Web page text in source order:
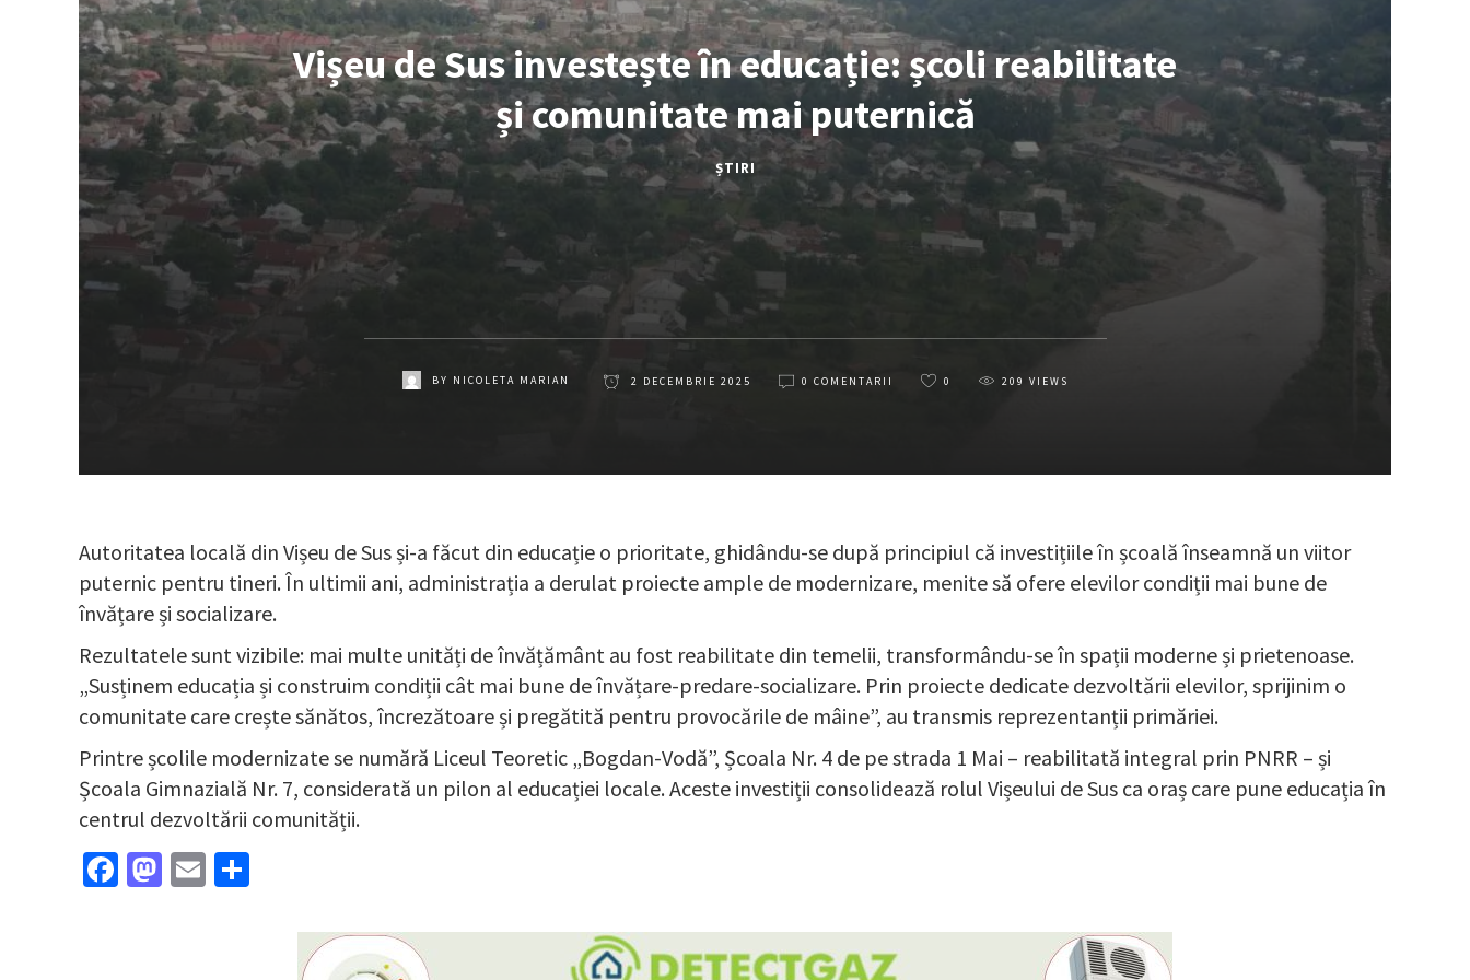
Vișeu de Sus investește în educație: școli reabilitate
și comunitate mai puternică
ȘTIRI
BY NICOLETA MARIAN 2 DECEMBRIE 2025 0 COMENTARII 0 209 VIEWS
Autoritatea locală din Vișeu de Sus și-a făcut din educație o prioritate, ghidându-se după principiul că investițiile în școală înseamnă un viitor
puternic pentru tineri. În ultimii ani, administrația a derulat proiecte ample de modernizare, menite să ofere elevilor condiții mai bune de
învățare și socializare.
Rezultatele sunt vizibile: mai multe unități de învățământ au fost reabilitate din temelii, transformându-se în spații moderne și prietenoase.
„Susținem educația și construim condiții cât mai bune de învățare-predare-socializare. Prin proiecte dedicate dezvoltării elevilor, sprijinim o
comunitate care crește sănătos, încrezătoare și pregătită pentru provocările de mâine”, au transmis reprezentanții primăriei.
Printre școlile modernizate se numără Liceul Teoretic „Bogdan-Vodă”, Școala Nr. 4 de pe strada 1 Mai – reabilitată integral prin PNRR – și
Școala Gimnazială Nr. 7, considerată un pilon al educației locale. Aceste investiții consolidează rolul Vișeului de Sus ca oraș care pune educația în
centrul dezvoltării comunității.
Facebook
Mastodon
Email